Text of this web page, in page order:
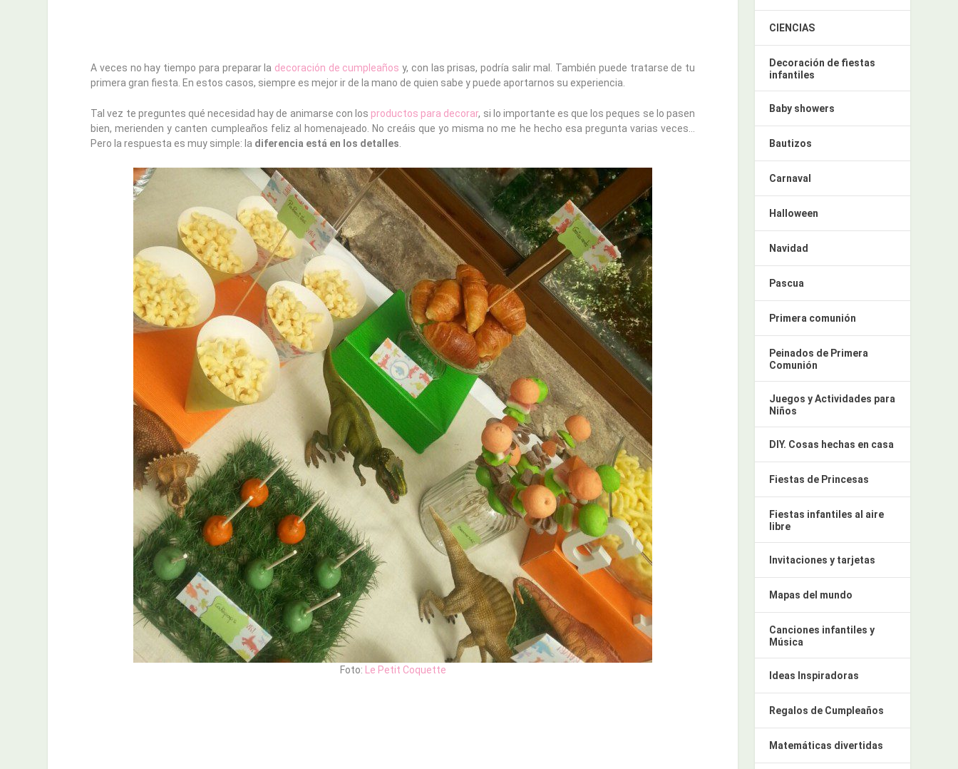
A veces no hay tiempo para preparar la decoración de cumpleaños y, con las prisas, podría salir mal. También puede tratarse de tu
primera gran fiesta. En estos casos, siempre es mejor ir de la mano de quien sabe y puede aportarnos su experiencia.
Tal vez te preguntes qué necesidad hay de animarse con los productos para decorar, si lo importante es que los peques se lo pasen
bien, merienden y canten cumpleaños feliz al homenajeado. No creáis que yo misma no me he hecho esa pregunta varias veces…
Pero la respuesta es muy simple: la diferencia está en los detalles.
Foto: Le Petit Coquette
CIENCIAS
Decoración de fiestas
infantiles
Baby showers
Bautizos
Carnaval
Halloween
Navidad
Pascua
Primera comunión
Peinados de Primera
Comunión
Juegos y Actividades para
Niños
DIY. Cosas hechas en casa
Fiestas de Princesas
Fiestas infantiles al aire
libre
Invitaciones y tarjetas
Mapas del mundo
Canciones infantiles y
Música
Ideas Inspiradoras
Regalos de Cumpleaños
Matemáticas divertidas